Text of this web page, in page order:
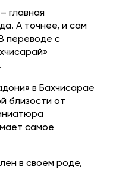
главная
А точнее, и сам
переводе с
в Бахчисарае
близости от
самое
в своем роде,